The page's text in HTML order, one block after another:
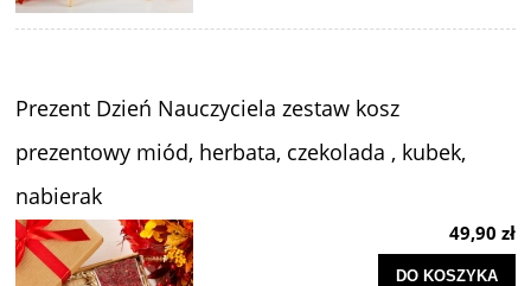
Prezent Dzień Nauczyciela zestaw kosz
prezentowy miód, herbata, czekolada , kubek,
nabierak
49,90 zł
DO KOSZYKA